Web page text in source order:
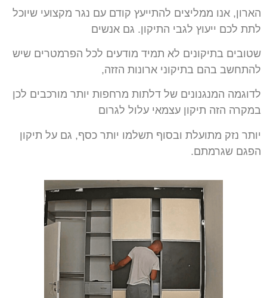
הארון, אנו ממליצים להתייעץ קודם עם נגר מקצועי שיוכל
לתת לכם ייעוץ לגבי התיקון. גם אנשים
שטובים בתיקונים לא תמיד מודעים לכל הפרמטרים שיש
להתחשב בהם בתיקוני ארונות הזזה,
לדוגמה המנגנונים של דלתות מרחפות יותר מורכבים לכן
במקרה הזה תיקון עצמאי עלול לגרום
יותר נזק מתועלת ובסוף תשלמו יותר כסף, גם על תיקון
הפגם שגרמתם.